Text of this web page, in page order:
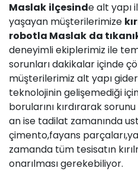
Maslak ilçesinde alt yapı
yaşayan müşterilerimize
robotla Maslak da
deneyimli ekiplerimiz ile
sorunları dakikalar içinde
müşterilerimiz alt yapı gider
teknolojinin gelişemediği
borularını kırdırarak
an ise tadilat zamanında
çimento,fayans
zamanda tüm tesisatın
onarılması gerekebiliyor.